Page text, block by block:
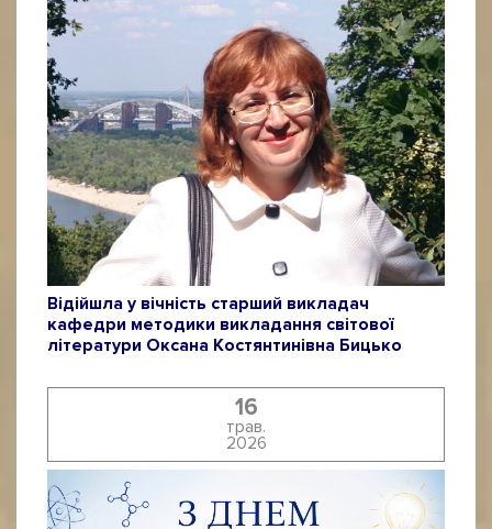
Відійшла у вічність старший викладач
кафедри методики викладання світової
літератури Оксана Костянтинівна Бицько
16
трав.
2026